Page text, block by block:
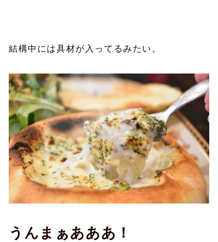
結構中には具材が入ってるみたい。
うんまぁあああ！